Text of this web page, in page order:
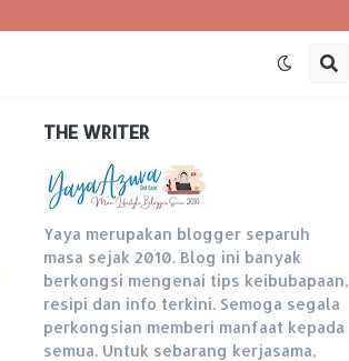
THE WRITER
Yaya merupakan blogger separuh
masa sejak 2010. Blog ini banyak
berkongsi mengenai tips keibubapaan,
resipi dan info terkini. Semoga segala
perkongsian memberi manfaat kepada
semua. Untuk sebarang kerjasama,